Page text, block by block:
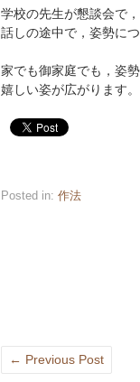
学校の先生が懇談会で
話しの途中で，姿勢に
家でも御家庭でも，姿
嬉しい姿が広がります。
Posted in: 作法
← Previous Post